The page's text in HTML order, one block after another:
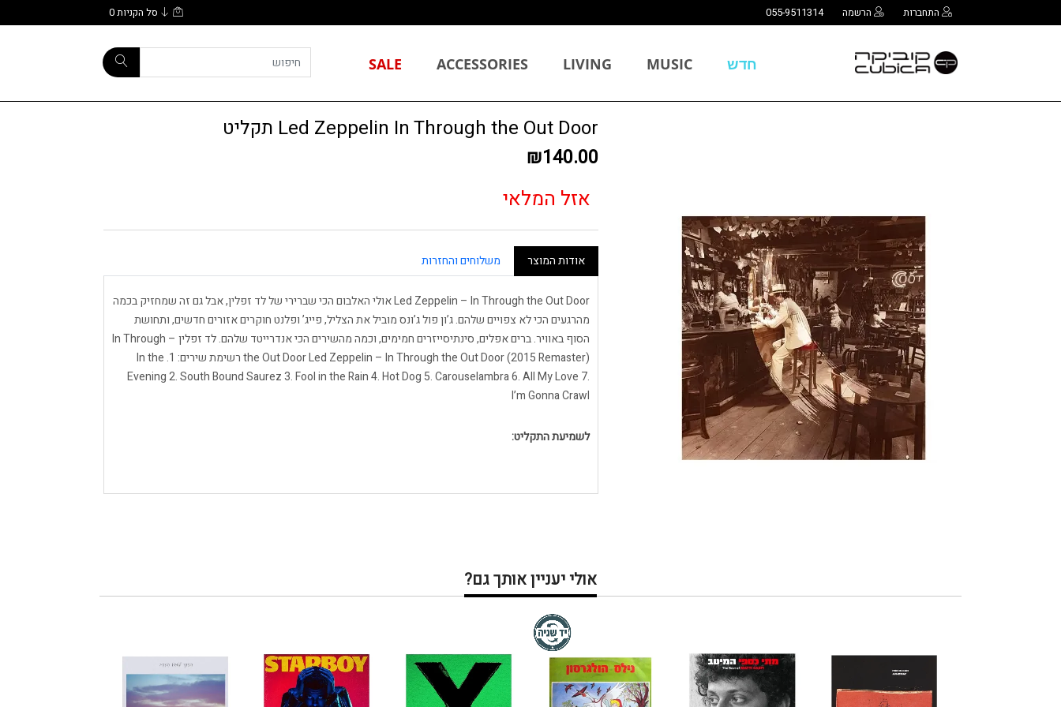
התחברות הרשמה 055-9511314 סל הקניות0
חדש MUSIC
LIVING
ACCESSORIES
SALE
Led Zeppelin In Through the Out Door תקליט
₪140.00
אזל המלאי
אודות המוצר משלוחים והחזרות
Led Zeppelin – In Through the Out Door אולי האלבום הכי שברירי של לד זפלין, אבל גם זה שמחזיק בכמה
מהרגעים הכי לא צפויים שלהם. ג’ון פול ג’ונס מוביל את הצליל, פייג’ ופלנט חוקרים אזורים חדשים, ותחושת
הסוף באוויר. ברים אפלים, סינתיסייזרים חמימים, וכמה מהשירים הכי אנדרייטד שלהם. לד זפלין – In Through
the Out Door Led Zeppelin – In Through the Out Door (2015 Remaster) רשימת שירים: 1. In the
Evening 2. South Bound Saurez 3. Fool in the Rain 4. Hot Dog 5. Carouselambra 6. All My Love 7.
I’m Gonna Crawl
לשמיעת התקליט:
אולי יעניין אותך גם?